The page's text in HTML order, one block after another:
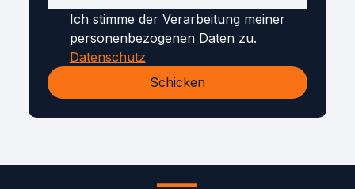
Ich stimme der Verarbeitung meiner
Datenschutz
Schicken